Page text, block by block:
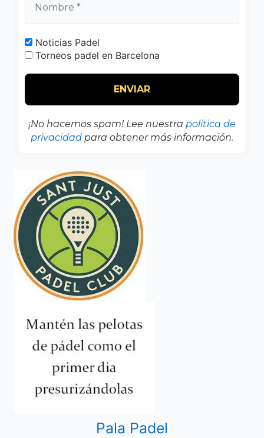
Noticias Padel
Torneos padel en Barcelona
¡No hacemos spam! Lee nuestra política de
privacidad para obtener más información.
Pala Padel